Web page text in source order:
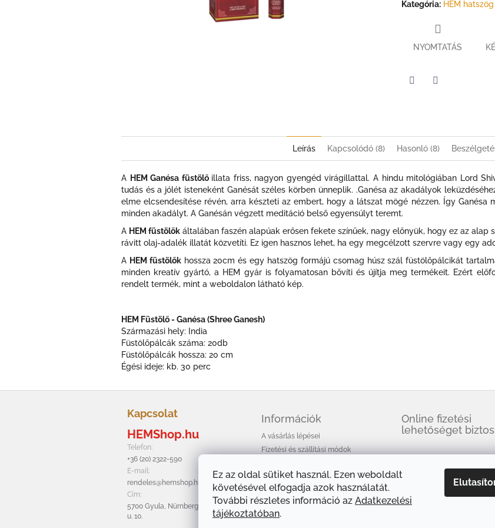
Ez az oldal sütiket használ. Ezen weboldalt
követésével elfogadja azok használatát.
További részletes információ az Adatkezelési
tájékoztatóban.
Kategória: HEM
NYOMTATÁS
Leírás Kapcsolódó (8) Hasonló (8)
A HEM Ganésa füstölő illata friss, nagyon gyengéd virágillattal. A hindu mitológiában Lord
tudás és a jólét isteneként Ganésát széles körben ünneplik. .Ganésa az akadályok
elme elcsendesítése révén, arra készteti az embert, hogy a látszat mögé nézzen. Így
minden akadályt. A Ganésán végzett meditáció belső egyensúlyt teremt.
A HEM füstölők általában faszén alapúak erősen fekete színűek, nagy előnyük, hogy ez az
rávitt olaj-adalék illatát közvetíti. Ez igen hasznos lehet, ha egy megcélzott szervre vagy egy
A HEM füstölőkhossza 20cm és egy hatszög formájú csomag húsz szál füstölőpálcikát
minden kreatív gyártó, a HEM gyár is folyamatosan bővíti és újítja meg termékeit. Ezért
rendelt termék, mint a weboldalon látható kép.
HEM Füstölő - Ganésa (Shree Ganesh)
Származási hely: India
Füstölőpálcák száma: 20db
Füstölőpálcák hossza: 20 cm
Égési ideje: kb. 30 perc
Kapcsolat
HEMShop.hu
Telefon:
+36 (20) 2322-590
E-mail:
rendeles@hemshop.hu
Cím:
5700 Gyula, Nürnbergi
u. 10.
Információk
A vásárlás lépései
Fizetési és szállítási módok
Adatkezelési tájékoztató
A HEM füstölőkről
Cikkek
Online fizetési
lehetőséget